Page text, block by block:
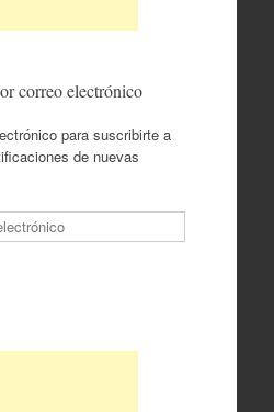
correo electrónico
para suscribirte a
de nuevas